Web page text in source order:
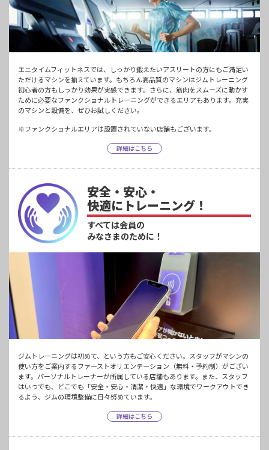
エニタイムフィットネスでは、しっかり鍛えたいアスリートの方にもご満足い
ただけるマシンを揃えています。もちろん高品質のマシンはジムトレーニング
初心者の方もしっかり効果が実感できます。さらに、筋肉をスムーズに動かす
ために必要なファンクショナルトレーニングができるエリアもあります。充実
のマシンと設備を、ぜひお試しください。
※ファンクショナルエリアは設置されていない店舗もございます。
詳細はこちら
安全・安心・
快適にトレーニング！
すべては会員の
みなさまのために！
ジムトレーニングは初めて、という方もご安心ください。スタッフがマシンの
使い方をご案内するファーストオリエンテーション（無料・予約制）がござい
ます。パーソナルトレーナーが所属している店舗もあります。また、スタッフ
はいつでも、どこでも「安全・安心・清潔・快適」な環境でワークアウトでき
るよう、ジムの環境整備に日々努めています。
詳細はこちら